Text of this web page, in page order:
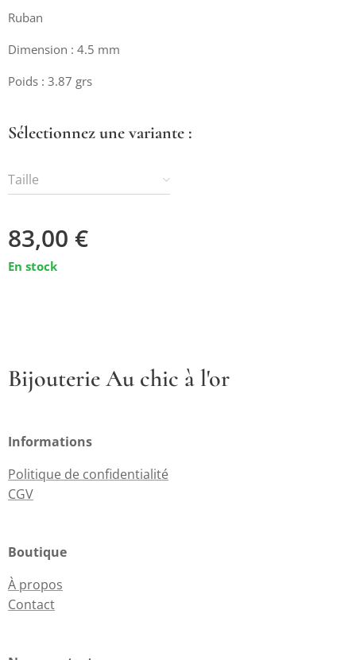
Ruban
Dimension : 4.5 mm
Poids : 3.87 grs
Sélectionnez une variante :
Taille
83,00 €
En stock
Bijouterie Au chic à l'or
Informations
Politique de confidentialité
CGV
Boutique
À propos
Contact